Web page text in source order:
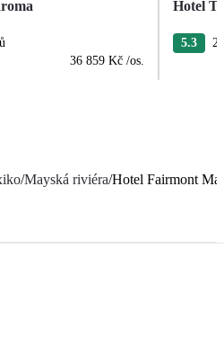
36 859 Kč /os.
Hotel
5.3
/Mayská riviéra/Hotel Fairmont